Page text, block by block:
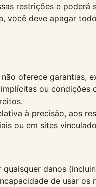
restrições e
deve apagar
oferece garantias,
ou
à precisão, aos
ou em sites
danos
de usar os